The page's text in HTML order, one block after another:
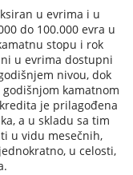
u evrima i u
do 100.000 evra u
stopu i rok
u evrima dostupni
nivou, dok
kamatnom
je prilagođena
a u skladu sa tim
u vidu mesečnih,
u celosti,